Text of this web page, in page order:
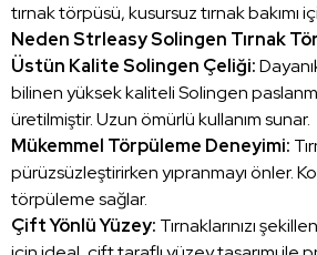
tırnak törpüsü, kusursuz tırnak bakımı
Neden Strleasy Solingen Tırnak
Üstün Kalite Solingen Çeliği:
bilinen yüksek kaliteli Solingen
üretilmiştir. Uzun ömürlü kullanım sunar.
Mükemmel Törpüleme Deneyimi:
pürüzsüzleştirirken yıpranmayı önler.
törpüleme sağlar.
Çift Yönlü Yüzey: Tırnaklarınızı